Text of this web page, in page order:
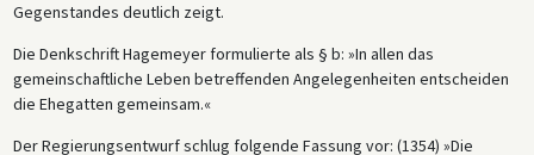
Gegenstandes deutlich zeigt.
Die Denkschrift Hagemeyer formulierte als § b: »In allen das
gemeinschaftliche Leben betreffenden Angelegenheiten entscheiden
die Ehegatten gemeinsam.«
Der Regierungsentwurf schlug folgende Fassung vor: (1354) »Die